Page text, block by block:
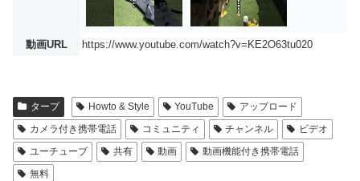
動画URL https://www.youtube.com/watch?v=KE2O63tu020
タープ Howto & Style YouTube
アップロード
カメラ付き携帯電話
コミュニティ チャンネル
ビデオ
ユーチューブ
共有 動画
動画機能付き携帯電話
無料